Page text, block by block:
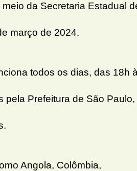
da Secretaria Estadual
março de 2024.
todos os dias, das 18h
Prefeitura de São Paulo,
Angola, Colômbia,